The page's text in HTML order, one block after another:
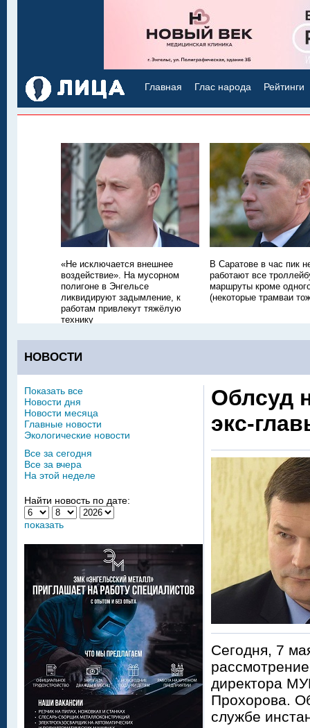
Главная Глас народа Рейтинги
«Не исключается внешнее
воздействие». На мусорном
полигоне в Энгельсе
ликвидируют задымление, к
работам привлекут тяжёлую
технику
В Саратове в час пик
работают все
маршруты кроме
(некоторые трамваи
НОВОСТИ
Облсуд
экс-
Сегодня, 7
директора
Прохорова.
службе
Показать все
Новости дня
Новости месяца
Главные новости
Экологические новости
Все за сегодня
Все за вчера
На этой неделе
Найти новость по дате:
показать